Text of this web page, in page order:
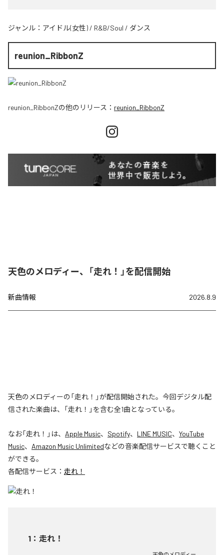
ジャンル： アイドル(女性) / R&B/Soul / ダンス
reunion_RibbonZ
reunion_RibbonZの他のリリース： reunion_RibbonZ
天色のメロディー、「走れ！」を配信開始
新曲情報 2026.8.9
天色のメロディーの「走れ！」が配信開始された。今回デジタル配
信された楽曲は、「走れ！」を含む全1曲となっている。
なお「走れ！ 」は、 Apple Music、 Spotify、 LINE MUSIC、 YouTube
Music、 Amazon Music Unlimitedなどの音楽配信サービスで聴くこと
ができる。
各配信サービス： 走れ！
1 ： 走れ！